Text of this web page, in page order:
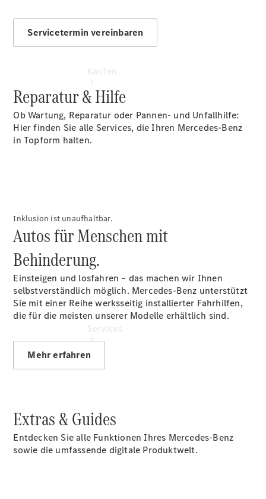
Übersicht
Serviceangebote
Reifen &
Servicetermin vereinbaren
Reparatur & Hilfe
Ob Wartung, Reparatur oder Pannen- und Unfallhilfe:
Hier finden Sie alle Services, die Ihren Mercedes-Benz
in Topform halten.
Inklusion ist unaufhaltbar.
Autos für Menschen mit
Behinderung.
Einsteigen und losfahren – das machen wir Ihnen
selbstverständlich möglich. Mercedes-Benz unterstützt
Sie mit einer Reihe werksseitig installierter Fahrhilfen,
die für die meisten unserer Modelle erhältlich sind.
Mehr erfahren
Extras & Guides
Entdecken Sie alle Funktionen Ihres Mercedes-Benz
sowie die umfassende digitale Produktwelt.